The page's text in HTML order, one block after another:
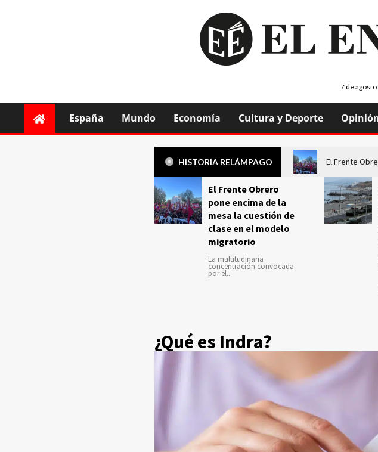
7 de
España Mundo Economía Cultura y Deporte
HISTORIA RELÁMPAGO El Frente
El Frente Obrero
pone encima de la
mesa la cuestión de
clase en el modelo
migratorio
La multitudinaria
concentración convocada
por el...
¿Qué es Indra?